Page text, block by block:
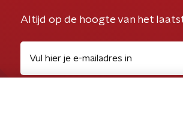
Altijd op de hoogte van het